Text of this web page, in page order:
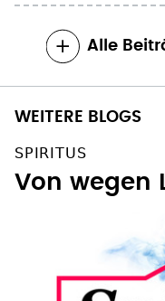
SPIRITUS
Von wegen